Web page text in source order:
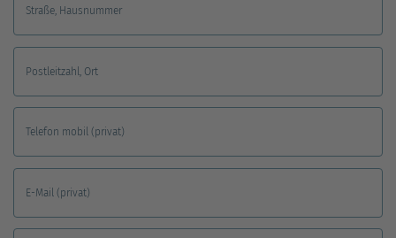
Straße, Hausnummer
Postleitzahl, Ort
Telefon mobil (privat)
E-Mail (privat)